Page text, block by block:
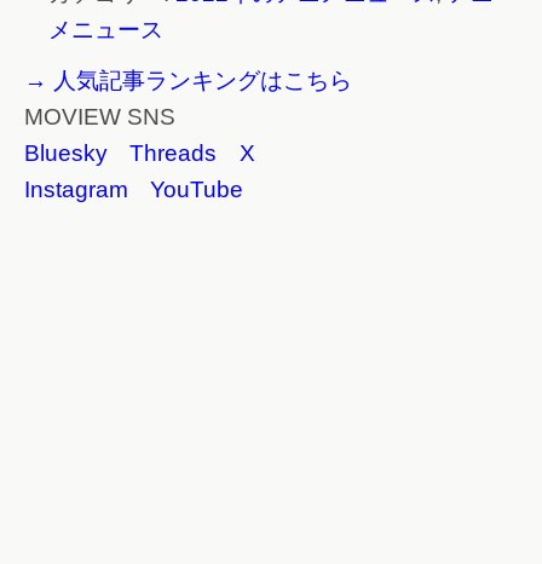
メニュース
→ 人気記事ランキングはこちら
MOVIEW SNS
Bluesky
Threads
X
Instagram
YouTube